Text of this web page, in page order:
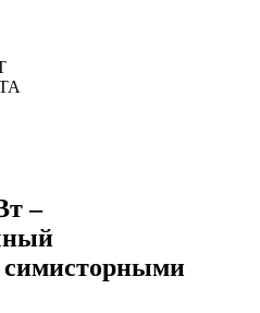
–
симисторными